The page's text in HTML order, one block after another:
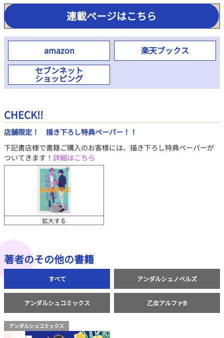
連載ページはこちら
amazon
楽天ブックス
セブンネット
ショッピング
CHECK!!
店舗限定！ 描き下ろし特典ペーパー！！
下記書店様で書籍ご購入のお客様には、描き下ろし特典ペーパーが
ついてきます！ 詳細はこちら
拡大する
著者のその他の書籍
すべて アンダルシュノベルズ
アンダルシュコミックス 乙女アルファB
アンダルシュコミックス